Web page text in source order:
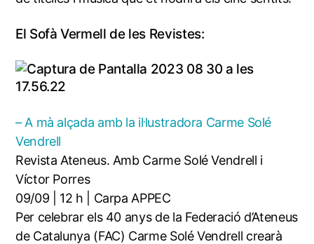
El Sofà Vermell de les Revistes:
– A mà alçada amb la il·lustradora Carme Solé
Vendrell
Revista Ateneus. Amb Carme Solé Vendrell i
Víctor Porres
09/09 | 12 h | Carpa APPEC
Per celebrar els 40 anys de la Federació d’Ateneus
de Catalunya (FAC) Carme Solé Vendrell crearà